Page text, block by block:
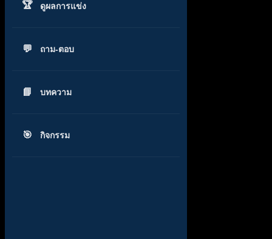
ดูผลการแข่ง
ถาม-ตอบ
บทความ
กิจกรรม